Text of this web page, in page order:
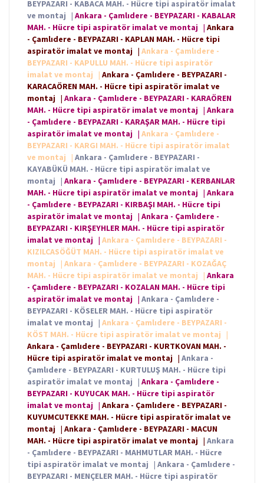
BEYPAZARI - KABACA MAH. - Hücre tipi aspiratör imalat
ve montaj | Ankara - Çamlıdere - BEYPAZARI - KABALAR
MAH. - Hücre tipi aspiratör imalat ve montaj | Ankara
- Çamlıdere - BEYPAZARI - KAPLAN MAH. - Hücre tipi
aspiratör imalat ve montaj | Ankara - Çamlıdere -
BEYPAZARI - KAPULLU MAH. - Hücre tipi aspiratör
imalat ve montaj
| Ankara - Çamlıdere - BEYPAZARI -
KARACAÖREN MAH. - Hücre tipi aspiratör imalat ve
montaj | Ankara - Çamlıdere - BEYPAZARI - KARAÖREN
MAH. - Hücre tipi aspiratör imalat ve montaj | Ankara
- Çamlıdere - BEYPAZARI - KARAŞAR MAH. - Hücre tipi
aspiratör imalat ve montaj | Ankara - Çamlıdere -
BEYPAZARI - KARGI MAH. - Hücre tipi aspiratör imalat
ve montaj
| Ankara - Çamlıdere - BEYPAZARI -
KAYABÜKÜ MAH. - Hücre tipi aspiratör imalat ve
montaj | Ankara - Çamlıdere - BEYPAZARI - KERBANLAR
MAH. - Hücre tipi aspiratör imalat ve montaj | Ankara
- Çamlıdere - BEYPAZARI - KIRBAŞI MAH. - Hücre tipi
aspiratör imalat ve montaj | Ankara - Çamlıdere -
BEYPAZARI - KIRŞEYHLER MAH. - Hücre tipi aspiratör
imalat ve montaj | Ankara - Çamlıdere - BEYPAZARI -
KIZILCASÖĞÜT MAH. - Hücre tipi aspiratör imalat ve
montaj
| Ankara - Çamlıdere - BEYPAZARI - KOZAĞAÇ
MAH. - Hücre tipi aspiratör imalat ve montaj
| Ankara
- Çamlıdere - BEYPAZARI - KOZALAN MAH. - Hücre tipi
aspiratör imalat ve montaj | Ankara - Çamlıdere -
BEYPAZARI - KÖSELER MAH. - Hücre tipi aspiratör
imalat ve montaj | Ankara - Çamlıdere - BEYPAZARI -
KÖST MAH. - Hücre tipi aspiratör imalat ve montaj
|
Ankara - Çamlıdere - BEYPAZARI - KURTKOVAN MAH. -
Hücre tipi aspiratör imalat ve montaj | Ankara -
Çamlıdere - BEYPAZARI - KURTULUŞ MAH. - Hücre tipi
aspiratör imalat ve montaj | Ankara - Çamlıdere -
BEYPAZARI - KUYUCAK MAH. - Hücre tipi aspiratör
imalat ve montaj | Ankara - Çamlıdere - BEYPAZARI -
KUYUMCUTEKKE MAH. - Hücre tipi aspiratör imalat ve
montaj | Ankara - Çamlıdere - BEYPAZARI - MACUN
MAH. - Hücre tipi aspiratör imalat ve montaj | Ankara
- Çamlıdere - BEYPAZARI - MAHMUTLAR MAH. - Hücre
tipi aspiratör imalat ve montaj | Ankara - Çamlıdere -
BEYPAZARI - MENÇELER MAH. - Hücre tipi aspiratör